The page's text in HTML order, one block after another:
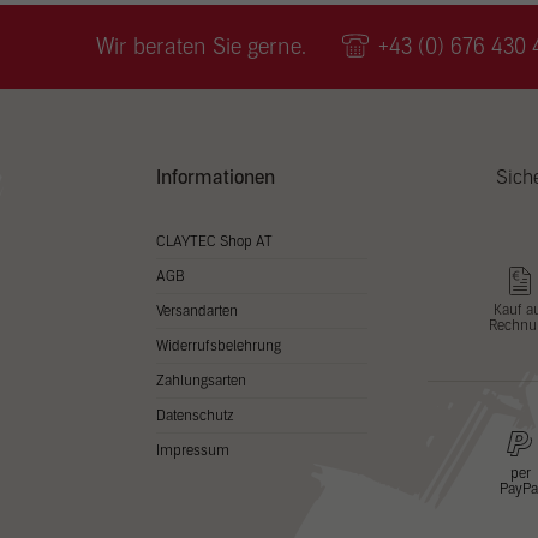
Wir beraten Sie gerne. +43 (0) 676 430
Informationen
CLAYTEC Shop AT
AGB
Versandarten
Widerrufsbelehrung
Zahlungsarten
Datenschutz
Impressum
Kauf
per
PayPal
zu